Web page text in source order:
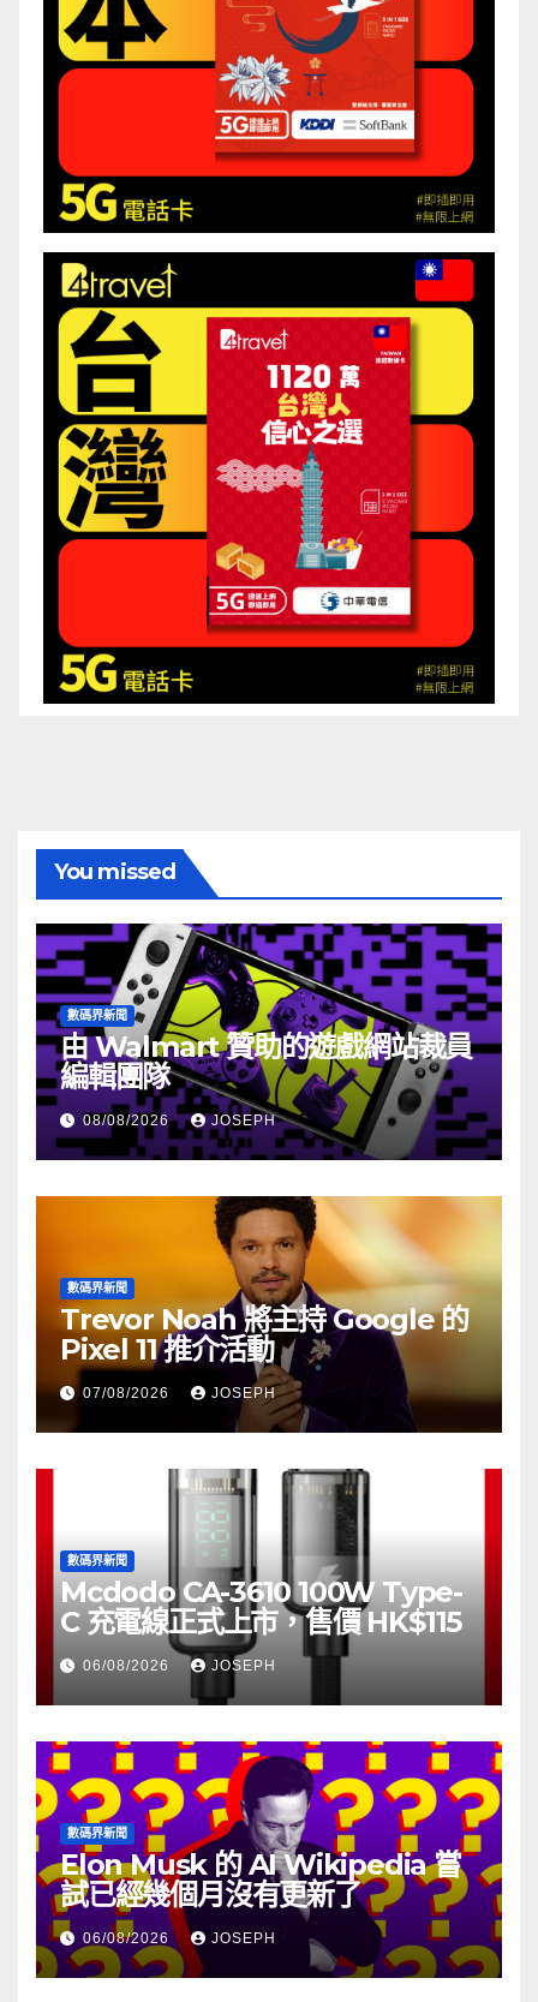
You missed
數碼界新聞
由 Walmart 贊助的遊戲網站裁員
編輯團隊
08/08/2026 JOSEPH
數碼界新聞
Trevor Noah 將主持 Google 的
Pixel 11 推介活動
07/08/2026 JOSEPH
數碼界新聞
Mcdodo CA-3610 100W Type-
C 充電線正式上市，售價 HK$115
06/08/2026 JOSEPH
數碼界新聞
Elon Musk 的 AI Wikipedia 嘗
試已經幾個月沒有更新了
06/08/2026 JOSEPH